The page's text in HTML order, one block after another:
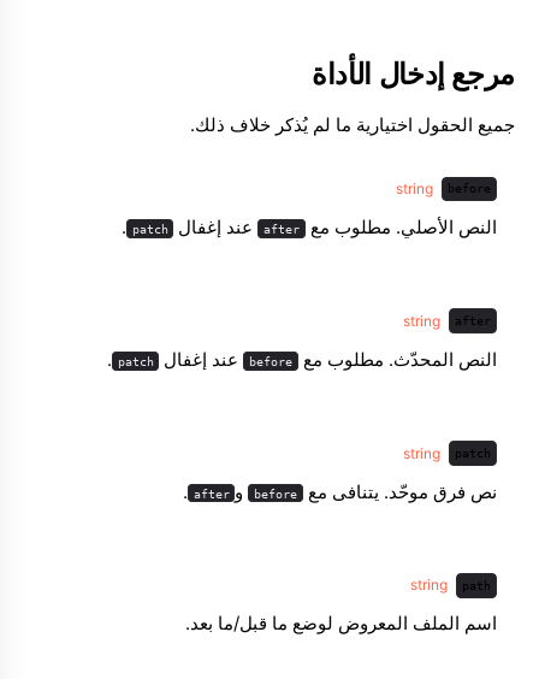
مرجع إدخال الأداة
جميع الحقول اختيارية ما لم يُذكر خلاف ذلك.
before
string
النص الأصلي. مطلوب مع after عند إغفال patch
.
after
string
النص المحدّث. مطلوب مع before عند إغفال patch
.
patch
string
نص فرق موحّد. يتنافى مع before و after
.
path
string
اسم الملف المعروض لوضع ما قبل/ما بعد.